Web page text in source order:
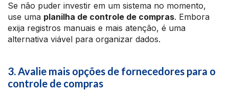
Se não puder investir em um sistema no momento,
use uma planilha de controle de compras. Embora
exija registros manuais e mais atenção, é uma
alternativa viável para organizar dados.
3. Avalie mais opções de fornecedores para o
controle de compras